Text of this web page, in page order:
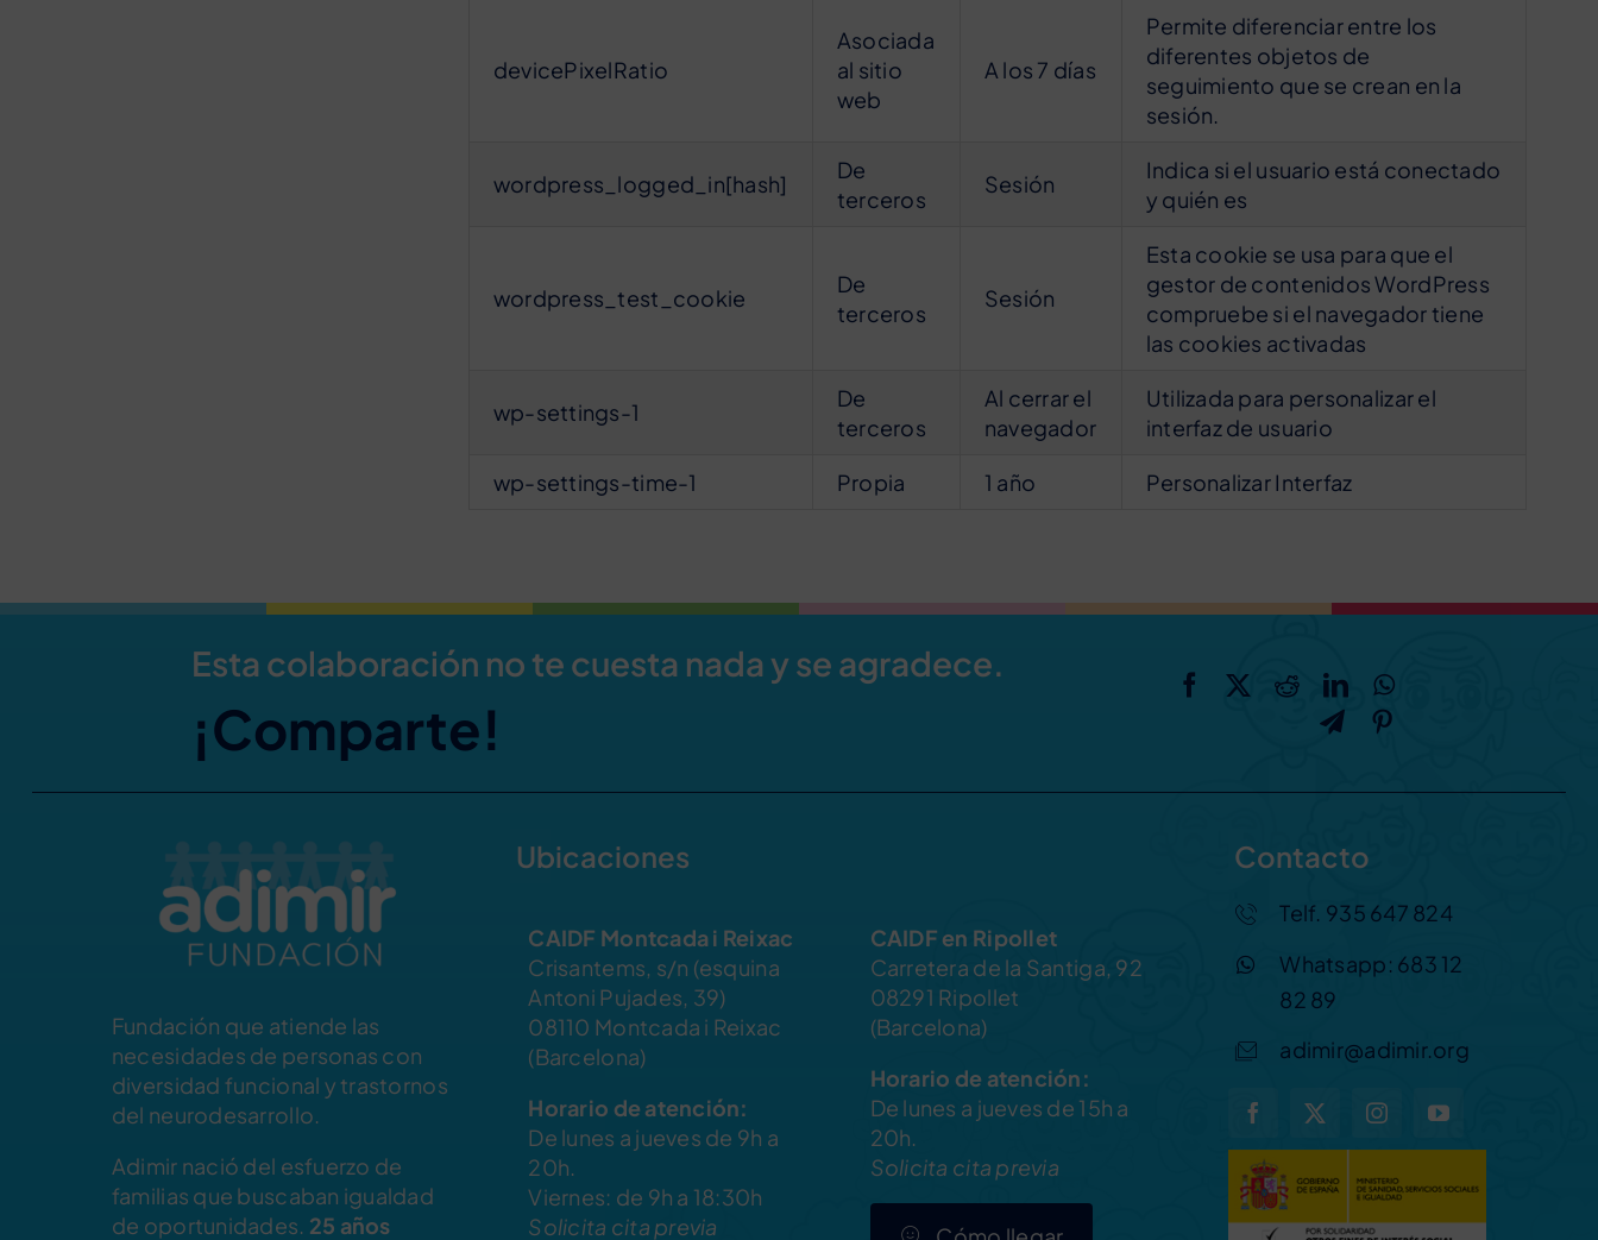
devicePixelRatio
Asociada
al sitio
web
A los 7 días
Permite diferenciar entre los
diferentes objetos de
seguimiento que se crean en la
sesión.
wordpress_logged_in[hash]
De
terceros
Sesión
Indica si el usuario está conectado
y quién es
wordpress_test_cookie
De
terceros
Sesión
Esta cookie se usa para que el
gestor de contenidos WordPress
compruebe si el navegador tiene
las cookies activadas
wp-settings-1
De
terceros
Al cerrar el
navegador
Utilizada para personalizar el
interfaz de usuario
wp-settings-time-1
Propia 1 año Personalizar Interfaz
Esta colaboración no te cuesta nada y se agradece.
¡Comparte!
Fundación que atiende las
necesidades de personas con
diversidad funcional y trastornos
del neurodesarrollo.
Adimir nació del esfuerzo de
familias que buscaban igualdad
de oportunidades. 25 años
Ubicaciones
CAIDF Montcada i Reixac
Crisantems, s/n (esquina
Antoni Pujades, 39)
08110 Montcada i Reixac
(Barcelona)
Horario de atención:
De lunes a jueves de 9h a
20h.
Viernes: de 9h a 18:30h
Solicita cita previa
CAIDF en Ripollet
Carretera de la Santiga, 92
08291 Ripollet
(Barcelona)
Horario de atención:
De lunes a jueves de 15h a
20h.
Solicita cita previa
Contacto
Telf. 935 647 824
Whatsapp: 683 12
82 89
adimir@adimir.org